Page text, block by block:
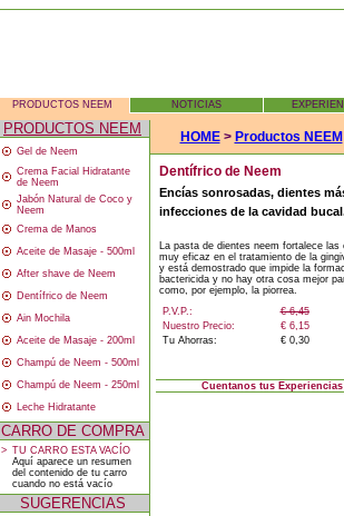
PRODUCTOS NEEM NOTICIAS
PRODUCTOS NEEM
Gel de Neem
Crema Facial Hidratante
de Neem
Jabón Natural de Coco y
Neem
Crema de Manos
Aceite de Masaje - 500ml
After shave de Neem
Dentífrico de Neem
Ain Mochila
Aceite de Masaje - 200ml
Champú de Neem - 500ml
Champú de Neem - 250ml
Leche Hidratante
CARRO DE COMPRA
> TU CARRO ESTA VACÍO
Aquí aparece un resumen
del contenido de tu carro
cuando no está vacío
SUGERENCIAS
HOME> Productos NEEM
Dentífrico de Neem
Encías sonrosadas, dientes
infecciones de la cavidad
La pasta de dientes neem fortalece
muy eficaz en el tratamiento de la
y está demostrado que impide la
bactericida y no hay otra cosa mejor
como, por ejemplo, la piorrea.
P.V.P.:
€ 6,45
Nuestro Precio:
€ 6,15
Tu Ahorras:
€ 0,30
Cuentanos tus Experiencias